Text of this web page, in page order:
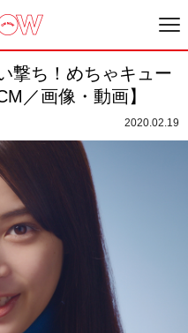
撃ち！めちゃキュー
／画像・動画】
2020.02.19